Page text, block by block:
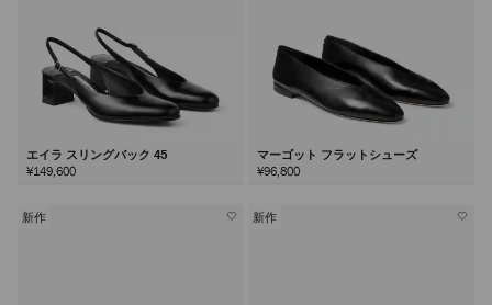
エイラ スリングバック 45
¥149,600
マーゴット フラットシューズ
¥96,800
新作 新作